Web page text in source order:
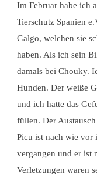
Im Februar habe ich
Tierschutz Spanien
Galgo, welchen sie
haben. Als ich sein
damals bei Chouky.
Hunden. Der weiße
und ich hatte das
füllen. Der
Picu ist nach wie vor
vergangen und er ist
Verletzungen waren